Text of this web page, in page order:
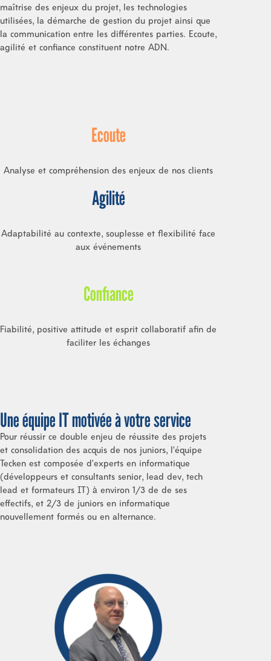
maîtrise des enjeux du projet, les technologies
utilisées, la démarche de gestion du projet ainsi que
la communication entre les différentes parties. Ecoute,
agilité et confiance constituent notre ADN.
Ecoute
Analyse et compréhension des enjeux de nos clients
Agilité
Adaptabilité au contexte, souplesse et flexibilité face
aux événements
Confiance
Fiabilité, positive attitude et esprit collaboratif afin de
faciliter les échanges
Une équipe IT motivée à votre service
Pour réussir ce double enjeu de réussite des projets
et consolidation des acquis de nos juniors, l’équipe
Tecken est composée d’experts en informatique
(développeurs et consultants senior, lead dev, tech
lead et formateurs IT) à environ 1/3 de de ses
effectifs, et 2/3 de juniors en informatique
nouvellement formés ou en alternance.